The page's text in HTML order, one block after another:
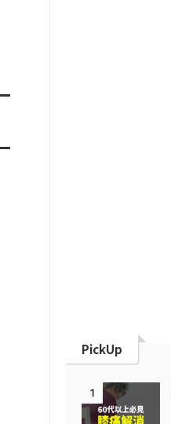
PickUp
1